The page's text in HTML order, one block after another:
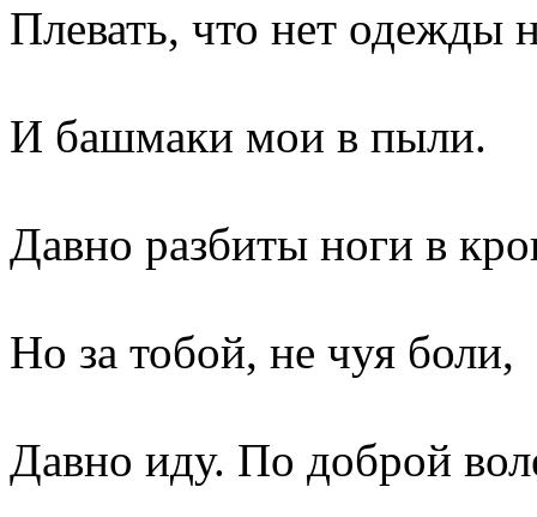
Плевать, что нет одежды
И башмаки мои в пыли.
Давно разбиты ноги в
Но за тобой, не чуя боли,
Давно иду. По доброй